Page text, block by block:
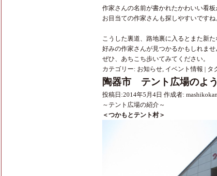
作家さんの名前が書かれたかわいい看
お目当ての作家さんも探しやすいですね
こうした裏道、路地裏に入るとまた新
好みの作家さんが見つかるかもしれませ
ぜひ、あちこち歩いてみてください。
カテゴリー: お知らせ, イベント情報 | タ
陶器市 テント広場のよ
投稿日:2014年5月4日 作成者:
～テント広場の紹介～
＜つかもとテント村＞